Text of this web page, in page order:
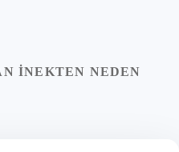
INEKTEN NEDEN